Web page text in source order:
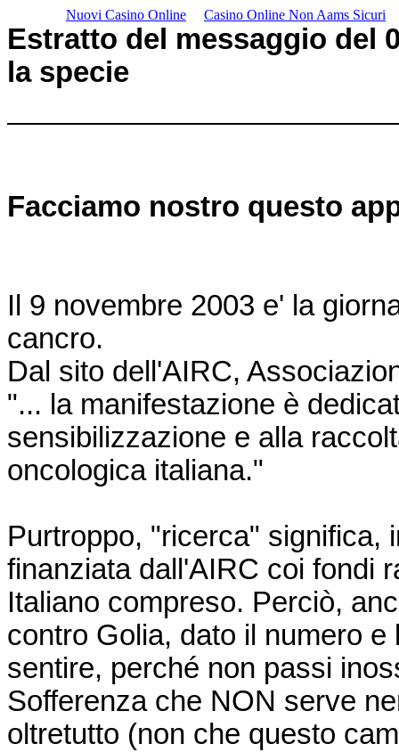
Nuovi Casino Online Casino Online Non Aams Sicuri
Estratto del messaggio del
la specie
Facciamo nostro questo
Il 9 novembre 2003 e' la
cancro.
Dal sito dell'AIRC,
"... la manifestazione è
sensibilizzazione e alla
oncologica italiana."
Purtroppo, "ricerca" significa,
finanziata dall'AIRC coi fondi
Italiano compreso. Perciò,
contro Golia, dato il numero
sentire, perché non passi
Sofferenza che NON serve
oltretutto (non che questo